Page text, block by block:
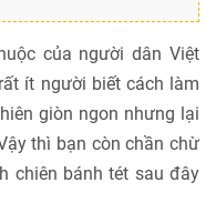
của người dân Việt
ít người biết cách làm
giòn ngon nhưng lại
thì bạn còn chần chừ
chiên bánh tét sau đây